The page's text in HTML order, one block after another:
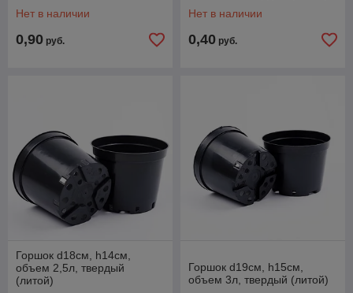
Нет в наличии
0,90 руб.
Нет в наличии
0,40 руб.
Горшок d18см, h14см,
объем 2,5л, твердый
(литой)
Горшок d19см, h15см,
объем 3л, твердый (литой)